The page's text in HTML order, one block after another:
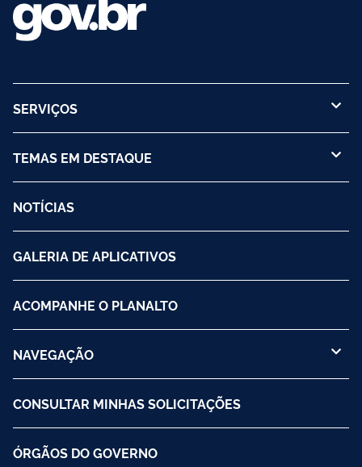
SERVIÇOS
TEMAS EM DESTAQUE
NOTÍCIAS
GALERIA DE APLICATIVOS
ACOMPANHE O PLANALTO
NAVEGAÇÃO
CONSULTAR MINHAS SOLICITAÇÕES
ÓRGÃOS DO GOVERNO